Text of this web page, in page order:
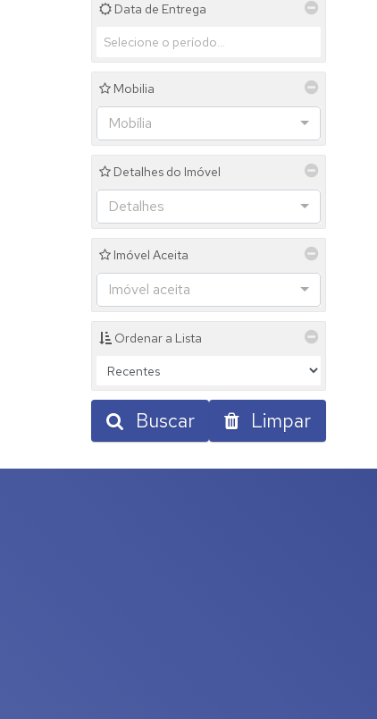
Data de Entrega
Mobilia
Mobília
Detalhes do Imóvel
Detalhes
Imóvel Aceita
Imóvel aceita
Ordenar a Lista
Buscar Limpar